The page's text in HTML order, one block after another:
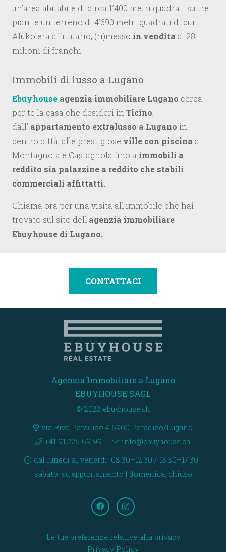
un’area abitabile di circa 1’400 metri quadrati su tre
piani e un terreno di 4’690 metri quadrati di cui
Aluko era affittuario, (ri)messo in vendita a 28
milioni di franchi.
Immobili di lusso a Lugano
Ebuyhouse agenzia immobiliare Lugano cerca
per te la casa che desideri in Ticino,
dall’ appartamento extralusso a Lugano in
centro città, alle prestigiose ville con piscina a
Montagnola e Castagnola fino a immobili a
reddito sia palazzine a reddito che stabili
commerciali affittatti.
Chiama ora per una visita all’immobile che hai
trovato sul sito dell’agenzia immobiliare
Ebuyhouse di Lugano.
CONTATTACI
Agenzia Immobiliare a Lugano
EBUYHOUSE SAGL
© 2022 ebuyhouse.ch
via Riva Paradiso 4 6900 Paradiso/Lugano
+41 91 225 69 99
info@ebuyhouse.ch
dal lunedì al venerdì: 08:30–12:30 / 13:30–17:30 |
sabato: su appuntamento | domenica: chiuso
Le tue preferenze relative alla privacy
Privacy Policy